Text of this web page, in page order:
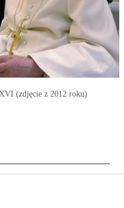
(zdjęcie z 2012 roku)